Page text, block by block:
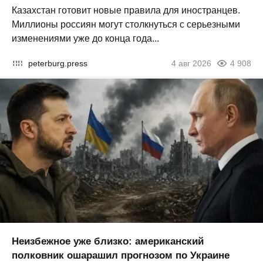
Казахстан готовит новые правила для иностранцев.
Миллионы россиян могут столкнуться с серьезными
изменениями уже до конца года...
peterburg.press 4 авг 2026 4 908
Неизбежное уже близко: американский
полковник ошарашил прогнозом по Украине